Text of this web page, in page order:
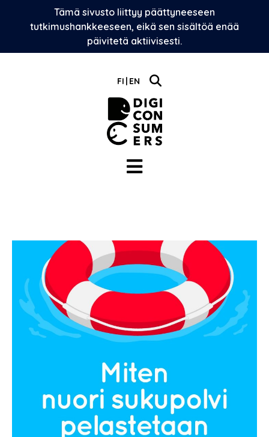
Tämä sivusto liittyy päättyneeseen
tutkimushankkeeseen, eikä sen sisältöä enää
päivitetä aktiivisesti.
FI EN